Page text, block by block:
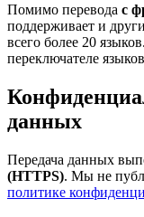
Помимо перевода с
поддерживает и
всего более 20
переключателе
данных
Передача данных
(HTTPS). Мы не
политике